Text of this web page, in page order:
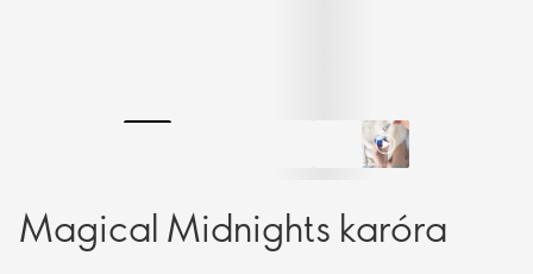
Magical Midnights karóra